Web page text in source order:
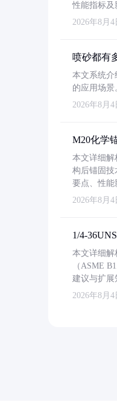
性能指标及
2026年8月4
喷砂都有
本文系统介
的应用场景
2026年8月4
M20化学
本文详细解
构后锚固技
要点、性能
2026年8月4
1/4-
本文详细解
（ASME
建议与扩展
2026年8月4